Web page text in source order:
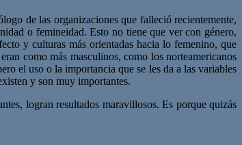
de las organizaciones que falleció recientemente,
o femineidad. Esto no tiene que ver con género,
y culturas más orientadas hacia lo femenino, que
como más masculinos, como los norteamericanos
el uso o la importancia que se les da a las variables
y son muy importantes.
logran resultados maravillosos. Es porque quizás